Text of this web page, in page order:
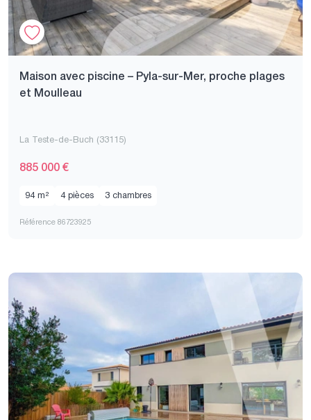
Maison avec piscine – Pyla-sur-Mer, proche plages
et Moulleau
La Teste-de-Buch (33115)
885 000 €
94 m² 4 pièces 3 chambres
Référence 86723925